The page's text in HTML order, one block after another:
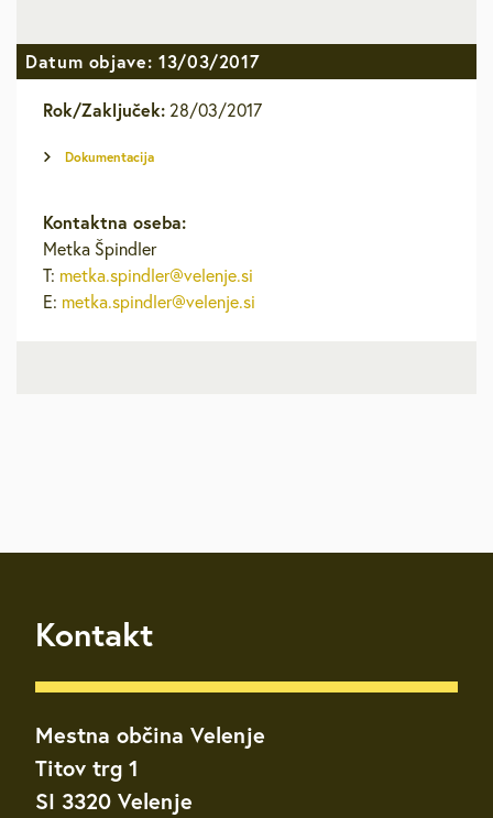
Datum objave: 13/03/2017
Rok/Zaključek: 28/03/2017
Dokumentacija
Kontaktna oseba:
Metka Špindler
T: metka.spindler@velenje.si
E: metka.spindler@velenje.si
Kontakt
Mestna občina Velenje
Titov trg 1
SI 3320 Velenje